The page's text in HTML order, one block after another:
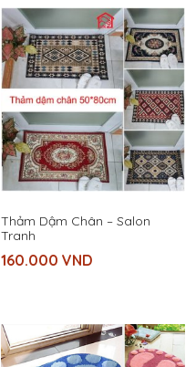
Thảm Dậm Chân – Salon
Tranh
160.000 VND